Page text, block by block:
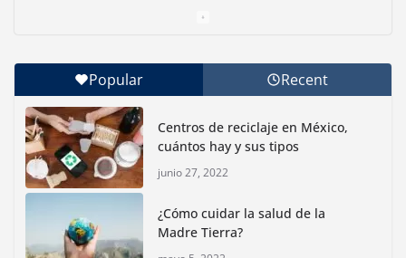
Con jornada informativa, Profepa y Humane World
for Animals buscan inhibir tráfico de aves
junio 15, 2026
Inauguran nuevo Embarcadero Cuemanco para
reactivar la zona lacustre de Xochimilco
junio 4, 2026
Popular Recent
Centros de reciclaje en México,
cuántos hay y sus tipos
junio 27, 2022
¿Cómo cuidar la salud de la
Madre Tierra?